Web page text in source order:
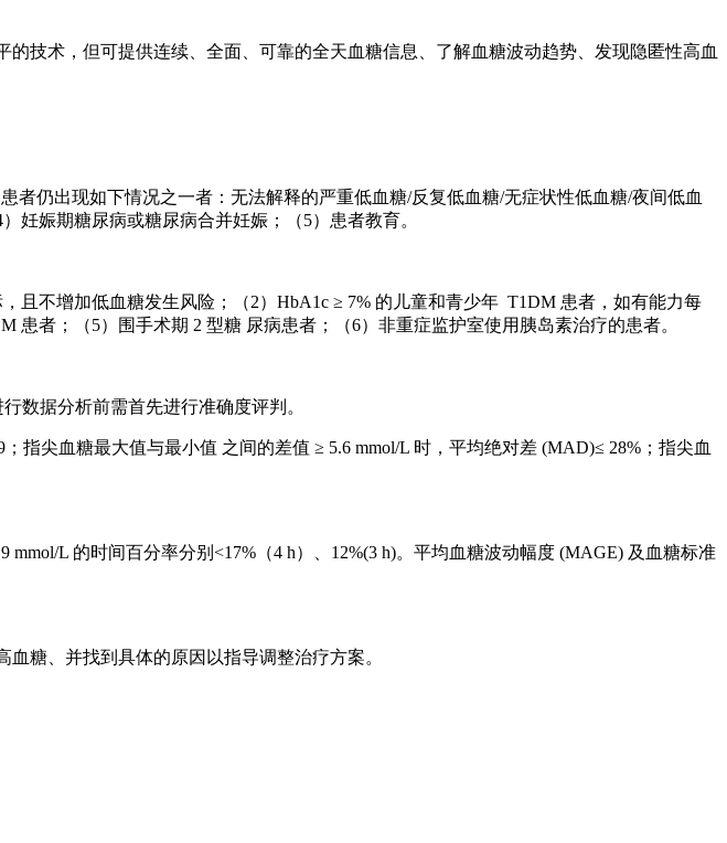
技术，但可提供连续、全面、可靠的全天血糖信息、了解血糖波动趋势、发现隐匿性高血
者仍出现如下情况之一者：无法解释的严重低血糖/反复低血糖/无症状性低血糖/夜间低血
妊娠期糖尿病或糖尿病合并妊娠；（5）患者教育。
且不增加低血糖发生风险；（2）HbA1c ≥ 7% 的儿童和青少年 T1DM 患者，如有能力每
者；（5）围手术期 2 型糖 尿病患者；（6）非重症监护室使用胰岛素治疗的患者。
数据分析前需首先进行准确度评判。
尖血糖最大值与最小值 之间的差值 ≥ 5.6 mmol/L 时，平均绝对差 (MAD)≤ 28%；指尖血
L 的时间百分率分别<17%（4 h）、12%(3 h)。平均血糖波动幅度 (MAGE) 及血糖标准
糖、并找到具体的原因以指导调整治疗方案。